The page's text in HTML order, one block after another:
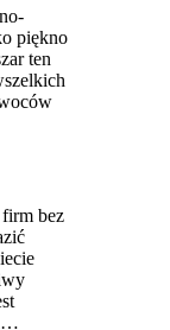
piękno
ten
firm bez